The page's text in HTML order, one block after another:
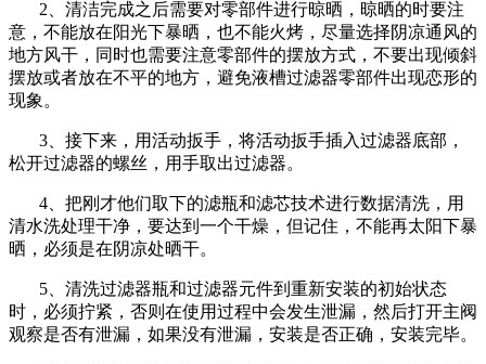
2、清洁完成之后需要对零部件进行晾晒，晾晒的时要注
意，不能放在阳光下暴晒，也不能火烤，尽量选择阴凉通风的
地方风干，同时也需要注意零部件的摆放方式，不要出现倾斜
摆放或者放在不平的地方，避免液槽过滤器零部件出现恋形的
现象。
3、接下来，用活动扳手，将活动扳手插入过滤器底部，
松开过滤器的螺丝，用手取出过滤器。
4、把刚才他们取下的滤瓶和滤芯技术进行数据清洗，用
清水洗处理干净，要达到一个干燥，但记住，不能再太阳下暴
晒，必须是在阴凉处晒干。
5、清洗过滤器瓶和过滤器元件到重新安装的初始状态
时，必须拧紧，否则在使用过程中会发生泄漏，然后打开主阀
观察是否有泄漏，如果没有泄漏，安装是否正确，安装完毕。